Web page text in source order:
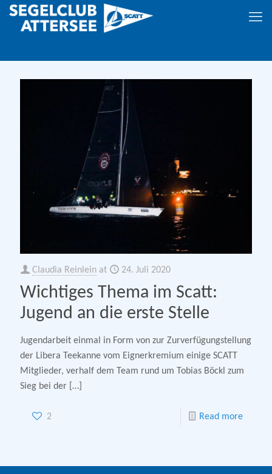
Claudia Reinlein at 24. Juli 2020
Wichtiges Thema im Scatt:
Jugend an die erste Stelle
Jugendarbeit einmal in Form von zur Zurverfügungstellung
der Libera Teekanne vom Eignerkremium einige SCATT
Mitglieder, verhalf dem Team rund um Tobias Böckl zum
Sieg bei der […]
2 Read more